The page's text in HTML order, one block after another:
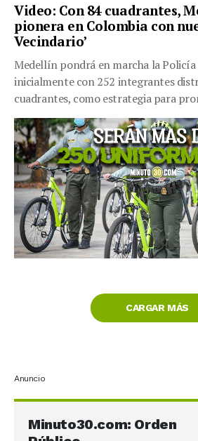
Video: Con 84 cuadrantes,
pionera en Colombia con
Vecindario’
Medellín pondrá en marcha la Policía
inicialmente con 252 integrantes
cuadrantes, como estrategia para
CARGAR MÁS
Anuncio
Minuto30.com: Orden